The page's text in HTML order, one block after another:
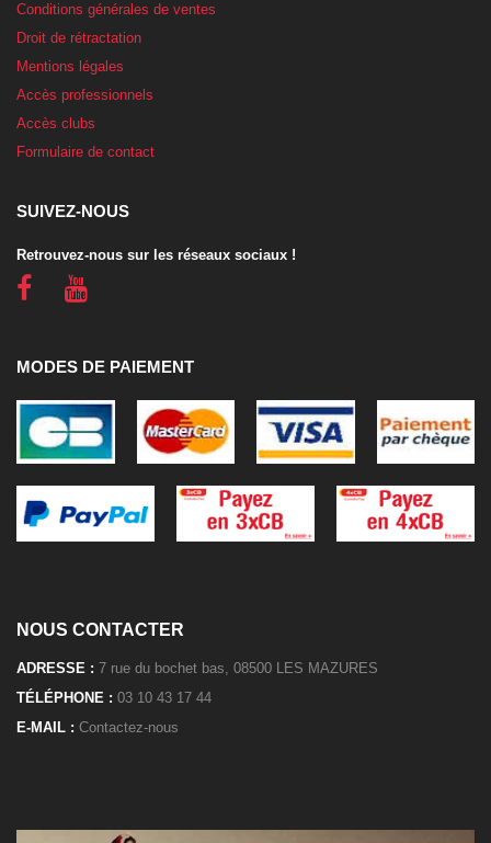
Conditions générales de ventes
Droit de rétractation
Mentions légales
Accès professionnels
Accès clubs
Formulaire de contact
SUIVEZ-NOUS
Retrouvez-nous sur les réseaux sociaux !
MODES DE PAIEMENT
NOUS CONTACTER
ADRESSE : 7 rue du bochet bas, 08500 LES MAZURES
TÉLÉPHONE : 03 10 43 17 44
E-MAIL : Contactez-nous